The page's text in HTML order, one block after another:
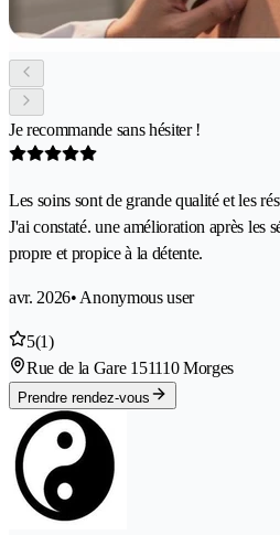
Je recommande sans hésiter !
Les soins sont de grande qualité et les
J'ai constaté. une amélioration après les
propre et propice à la détente.
avr. 2026• Anonymous user
5(1)
Rue de la Gare 151110 Morges
Prendre rendez-vous